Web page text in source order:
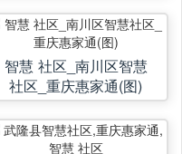
智慧 社区_南川区智慧
社区_重庆惠家通(图)